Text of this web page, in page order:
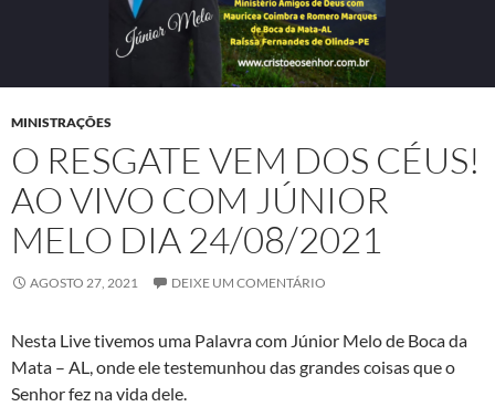
MINISTRAÇÕES
O RESGATE VEM DOS CÉUS!
AO VIVO COM JÚNIOR
MELO DIA 24/08/2021
AGOSTO 27, 2021 DEIXE UM COMENTÁRIO
Nesta Live tivemos uma Palavra com Júnior Melo de Boca da
Mata – AL, onde ele testemunhou das grandes coisas que o
Senhor fez na vida dele.